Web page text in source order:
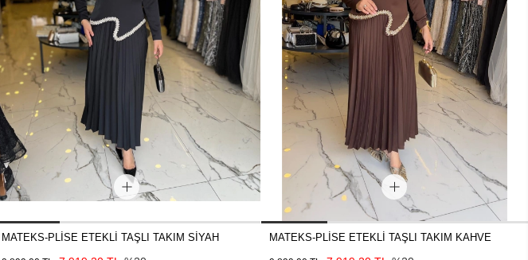
MATEKS-PLİSE ETEKLİ TAŞLI TAKIM SİYAH MATEKS-PLİSE ETEKLİ TAŞLI TAKIM KAHVE